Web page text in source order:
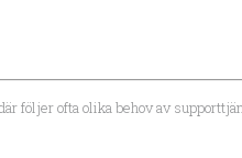
följer ofta olika behov av